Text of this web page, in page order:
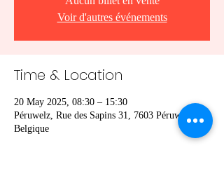
Voir d'autres événements
Time & Location
20 May 2025, 08:30 – 15:30
Péruwelz, Rue des Sapins 31, 7603 Péruwelz,
Belgique